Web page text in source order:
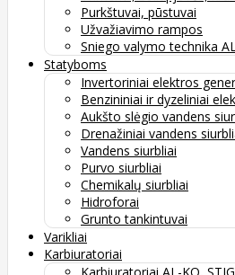
Purkštuvai, pūstuvai
Užvažiavimo rampos
Sniego valymo technika
Statyboms
Invertoriniai elektros
Benzininiai ir dyzeliniai
Aukšto slėgio vandens
Drenažiniai vandens
Vandens siurbliai
Purvo siurbliai
Chemikalų siurbliai
Hidroforai
Grunto tankintuvai
Varikliai
Karbiuratoriai
Karbiuratoriai AL-KO,